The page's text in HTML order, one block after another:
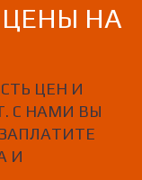
НА
ЦЕН И
С НАМИ ВЫ
И